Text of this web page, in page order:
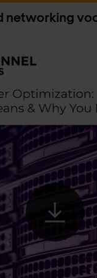
networking